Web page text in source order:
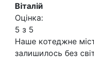
Віталій
Оцінка:
5 з 5
Наше котеджне
залишилось без